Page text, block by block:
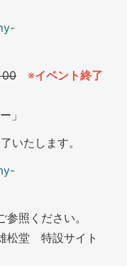
00 ※イベント終了
」
いたします。
照ください。
松堂 特設サイト